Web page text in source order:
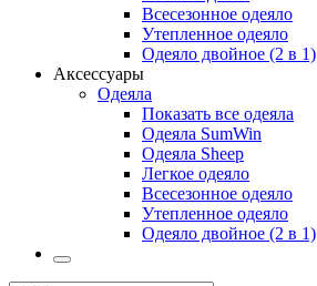
Всесезонное одеяло
Утепленное одеяло
Одеяло двойное (2 в 1)
Аксессуары
Одеяла
Показать все одеяла
Одеяла SumWin
Одеяла Sheep
Легкое одеяло
Всесезонное одеяло
Утепленное одеяло
Одеяло двойное (2 в 1)